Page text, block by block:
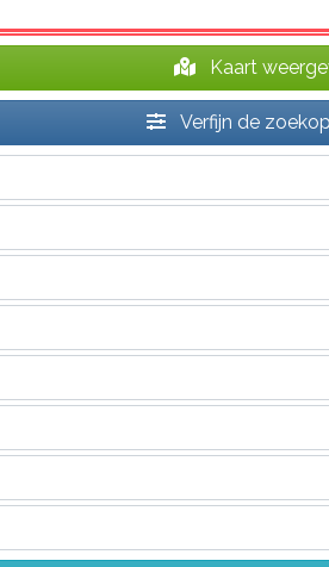
Kaart
Verfijn de